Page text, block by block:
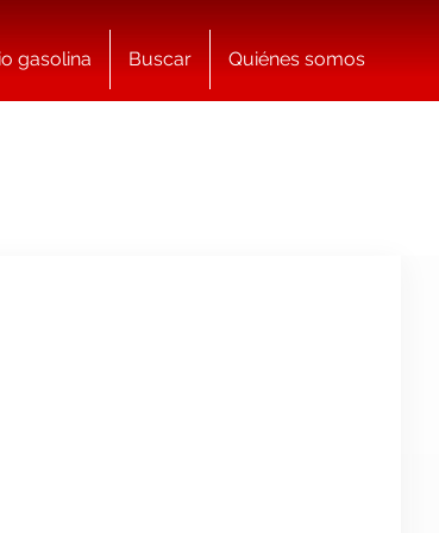
gasolina Buscar Quiénes somos